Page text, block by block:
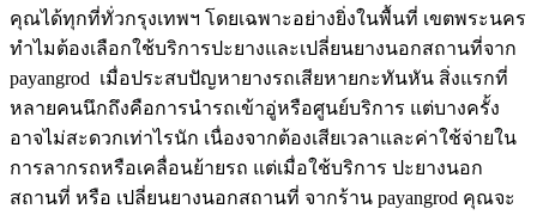
คุณได้ทุกที่ทั่วกรุงเทพฯ โดยเฉพาะอย่างยิ่งในพื้นที่ เขตพระนคร
ทำไมต้องเลือกใช้บริการปะยางและเปลี่ยนยางนอกสถานที่จาก
payangrod เมื่อประสบปัญหายางรถเสียหายกะทันหัน สิ่งแรกที่
หลายคนนึกถึงคือการนำรถเข้าอู่หรือศูนย์บริการ แต่บางครั้ง
อาจไม่สะดวกเท่าไรนัก เนื่องจากต้องเสียเวลาและค่าใช้จ่ายใน
การลากรถหรือเคลื่อนย้ายรถ แต่เมื่อใช้บริการ ปะยางนอก
สถานที่ หรือ เปลี่ยนยางนอกสถานที่ จากร้าน payangrod คุณจะ